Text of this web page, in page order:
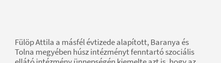
Fülöp Attila a másfél évtizede alapított, Baranya és
Tolna megyében húsz intézményt fenntartó szociális